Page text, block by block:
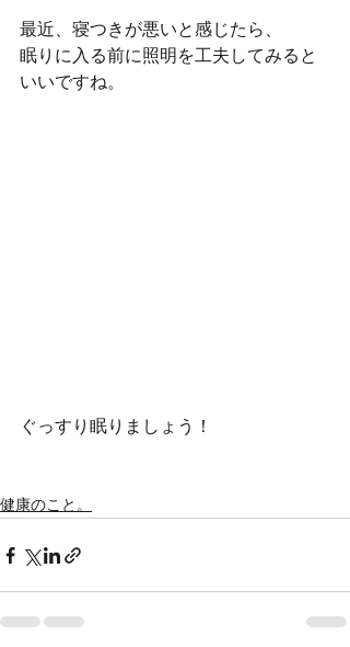
最近、寝つきが悪いと感じたら、
眠りに入る前に照明を工夫してみると
いいですね。
ぐっすり眠りましょう！
健康のこと。